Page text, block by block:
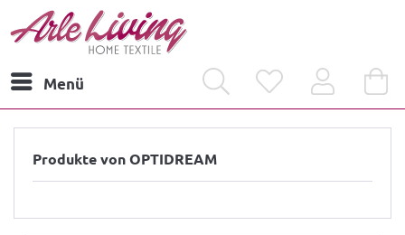
Menü
Produkte von OPTIDREAM